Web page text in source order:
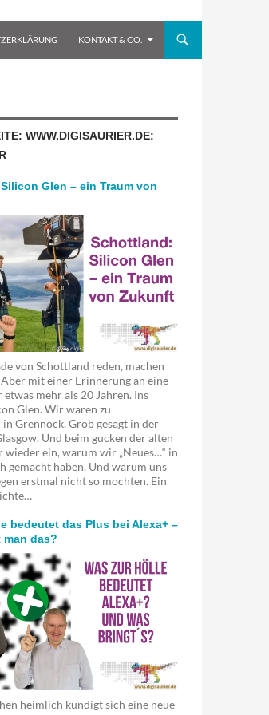
KONTAKT & CO.
WWW.DIGISAURIER.DE:
Glen – ein Traum von
von Schottland reden, machen
mit einer Erinnerung an eine
mehr als 20 Jahren. Ins
Glen. Wir waren zu
Grennock. Grob gesagt in der
Und beim gucken der alten
wieder ein, warum wir „Neues…“ in
gemacht haben. Und warum uns
erstmal nicht so mochten. Ein
bedeutet das Plus bei Alexa+ –
das?
heimlich kündigt sich eine neue